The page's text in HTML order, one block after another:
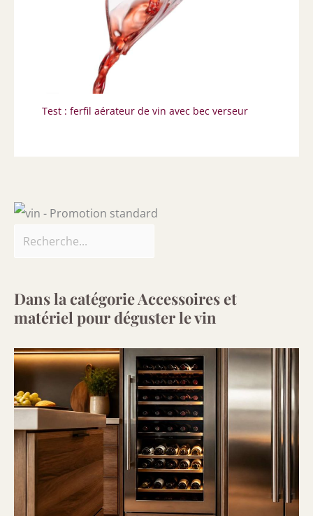
Test : ferfil aérateur de vin avec bec verseur
Dans la catégorie Accessoires et
matériel pour déguster le vin